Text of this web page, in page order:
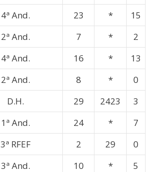
4ª And. 23 *
15
2ª And. 7 *
2
4ª And. 16 *
13
2ª And. 8 *
0
D.H. 29 2423
3
1ª And. 24 *
7
3ª RFEF 2 29
0
3ª And. 10 *
5